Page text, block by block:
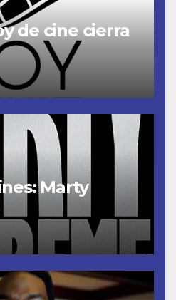
de cine cierra
Marty